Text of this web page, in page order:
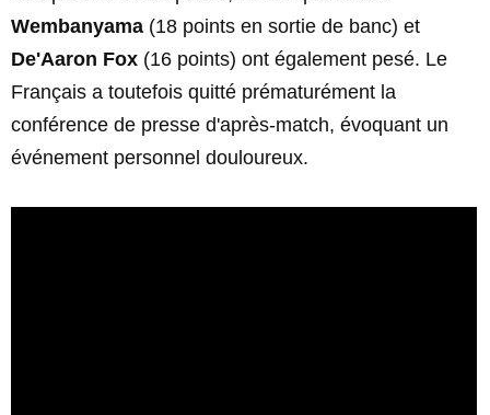
Wembanyama (18 points en sortie de banc) et
De'Aaron Fox (16 points) ont également pesé. Le
Français a toutefois quitté prématurément la
conférence de presse d'après-match, évoquant un
événement personnel douloureux.